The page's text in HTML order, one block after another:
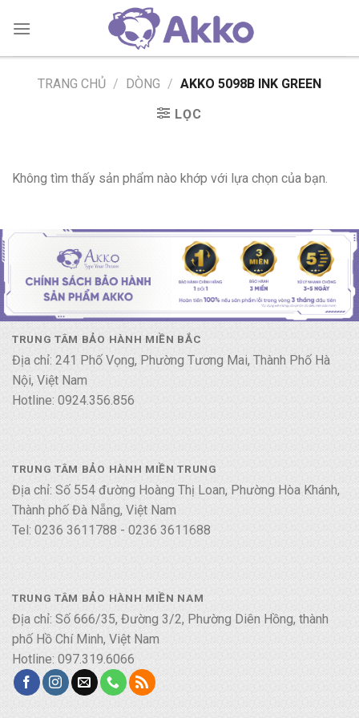
TRANG CHỦ / DÒNG / AKKO 5098B INK GREEN
LỌC
Không tìm thấy sản phẩm nào khớp với lựa chọn của bạn.
TRUNG TÂM BẢO HÀNH MIỀN BẮC
Địa chỉ: 241 Phố Vọng, Phường Tương Mai, Thành Phố Hà
Nội, Việt Nam
Hotline: 0924.356.856
TRUNG TÂM BẢO HÀNH MIỀN TRUNG
Địa chỉ: Số 554 đường Hoàng Thị Loan, Phường Hòa Khánh,
Thành phố Đà Nẵng, Việt Nam
Tel: 0236 3611788 - 0236 3611688
TRUNG TÂM BẢO HÀNH MIỀN NAM
Địa chỉ: Số 666/35, Đường 3/2, Phường Diên Hồng, thành
phố Hồ Chí Minh, Việt Nam
Hotline: 097.319.6066